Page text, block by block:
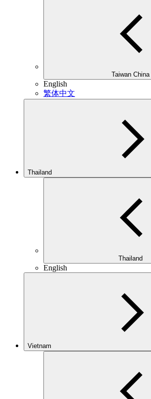
Taiwan China
English
繁体中文
Thailand
Thailand
English
Vietnam